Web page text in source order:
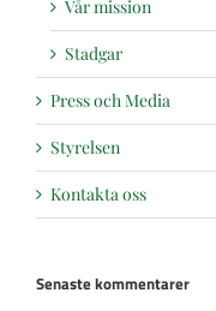
Vår mission
Stadgar
Press och Media
Styrelsen
Kontakta oss
Senaste kommentarer